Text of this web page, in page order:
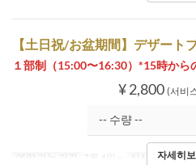
【土日祝/お盆期間】デザート
１部制（15:00〜16:30）*15時から
¥ 2,800 (서비
예약 가능 기간 7월 4일 ~ 식사 티타임
자세히